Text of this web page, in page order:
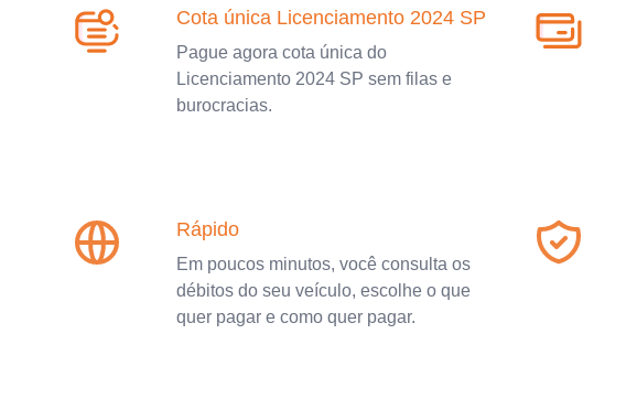
Cota única Licenciamento 2024 SP
Pague agora cota única do
Licenciamento 2024 SP sem filas e
burocracias.
Rápido
Em poucos minutos, você consulta os
débitos do seu veículo, escolhe o que
quer pagar e como quer pagar.